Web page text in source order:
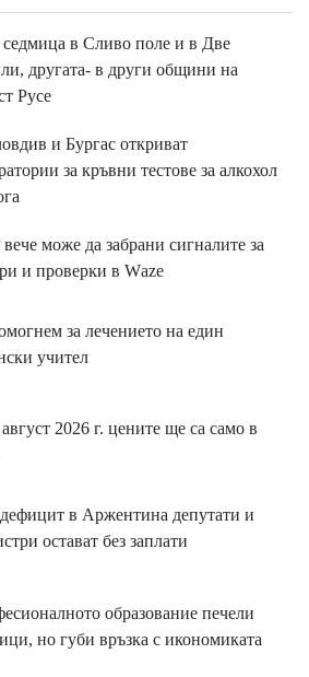
седмица в Сливо поле и в Две
другата- в други общини на
Русе
и Бургас откриват
за кръвни тестове за алкохол
мoжe дa зaбpaни cигнaлитe зa
и пpoвepĸи в Wаzе
за лечението на един
учител
2026 г. цените ще са само в
в Аржентина депутати и
остават без заплати
образование печели
но губи връзка с икономиката